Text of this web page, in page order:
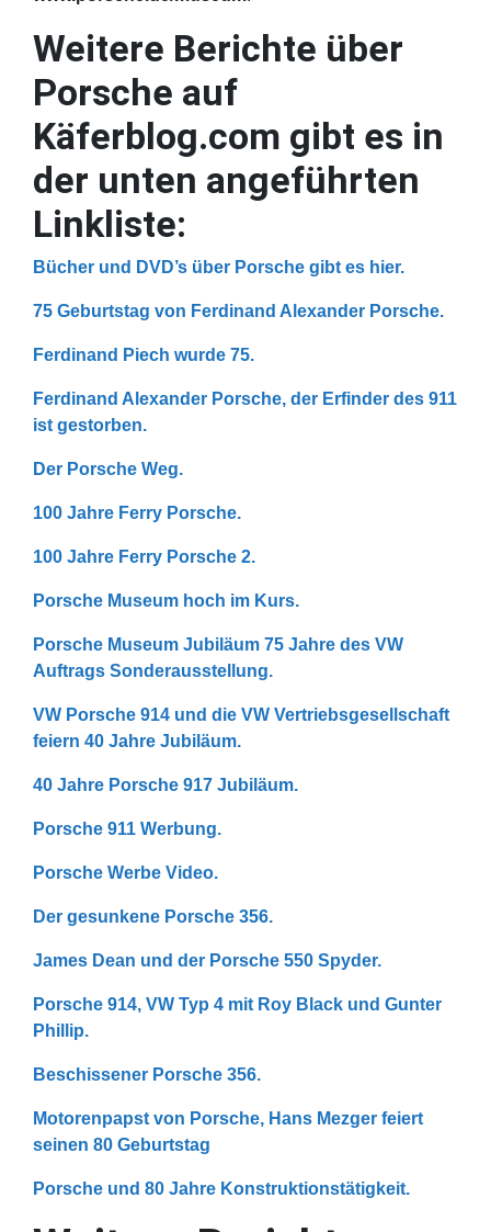
Weitere Berichte über
Porsche auf
Käferblog.com gibt es in
der unten angeführten
Linkliste:
Bücher und DVD’s über Porsche gibt es hier.
75 Geburtstag von Ferdinand Alexander Porsche.
Ferdinand Piech wurde 75.
Ferdinand Alexander Porsche, der Erfinder des 911
ist gestorben.
Der Porsche Weg.
100 Jahre Ferry Porsche.
100 Jahre Ferry Porsche 2.
Porsche Museum hoch im Kurs.
Porsche Museum Jubiläum 75 Jahre des VW
Auftrags Sonderausstellung.
VW Porsche 914 und die VW Vertriebsgesellschaft
feiern 40 Jahre Jubiläum.
40 Jahre Porsche 917 Jubiläum.
Porsche 911 Werbung.
Porsche Werbe Video.
Der gesunkene Porsche 356.
James Dean und der Porsche 550 Spyder.
Porsche 914, VW Typ 4 mit Roy Black und Gunter
Phillip.
Beschissener Porsche 356.
Motorenpapst von Porsche, Hans Mezger feiert
seinen 80 Geburtstag
Porsche und 80 Jahre Konstruktionstätigkeit.